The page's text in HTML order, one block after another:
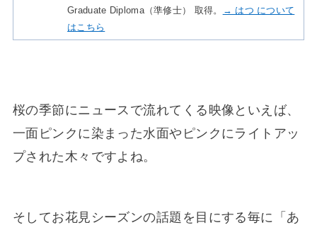
Graduate Diploma（準修士） 取得。
→ はつ について
はこちら
桜の季節にニュースで流れてくる映像といえば、
一面ピンクに染まった水面やピンクにライトアッ
プされた木々ですよね。
そしてお花見シーズンの話題を目にする毎に「あ